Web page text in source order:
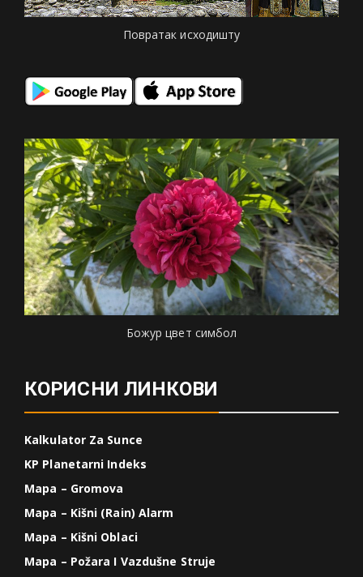
Повратак исходишту
Божур цвет симбол
КОРИСНИ ЛИНКОВИ
Kalkulator Za Sunce
KP Planetarni Indeks
Mapa – Gromova
Mapa – Kišni (Rain) Alarm
Mapa – Kišni Oblaci
Mapa – Požara I Vazdušne Struje